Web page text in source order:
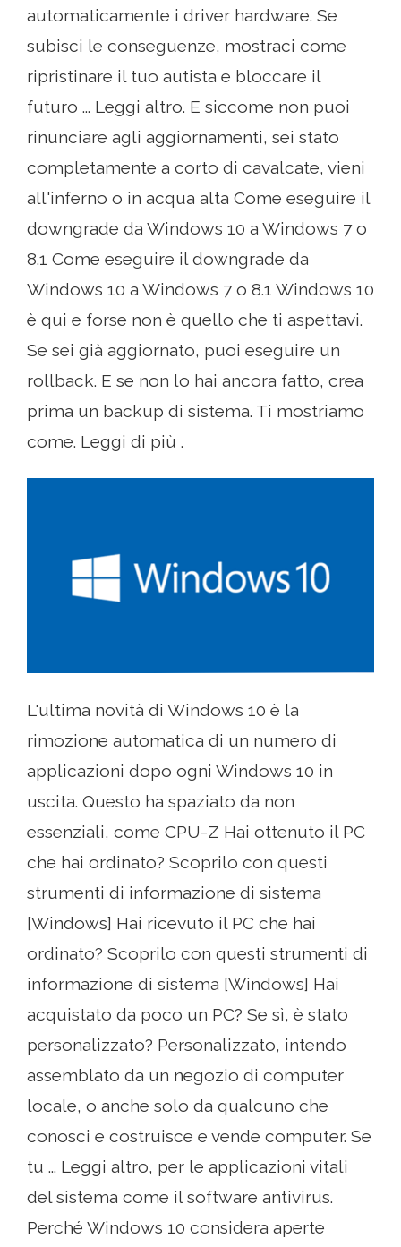
automaticamente i driver hardware. Se
subisci le conseguenze, mostraci come
ripristinare il tuo autista e bloccare il
futuro ... Leggi altro. E siccome non puoi
rinunciare agli aggiornamenti, sei stato
completamente a corto di cavalcate, vieni
all'inferno o in acqua alta Come eseguire il
downgrade da Windows 10 a Windows 7 o
8.1 Come eseguire il downgrade da
Windows 10 a Windows 7 o 8.1 Windows 10
è qui e forse non è quello che ti aspettavi.
Se sei già aggiornato, puoi eseguire un
rollback. E se non lo hai ancora fatto, crea
prima un backup di sistema. Ti mostriamo
come. Leggi di più .
L'ultima novità di Windows 10 è la
rimozione automatica di un numero di
applicazioni dopo ogni Windows 10 in
uscita. Questo ha spaziato da non
essenziali, come CPU-Z Hai ottenuto il PC
che hai ordinato? Scoprilo con questi
strumenti di informazione di sistema
[Windows] Hai ricevuto il PC che hai
ordinato? Scoprilo con questi strumenti di
informazione di sistema [Windows] Hai
acquistato da poco un PC? Se sì, è stato
personalizzato? Personalizzato, intendo
assemblato da un negozio di computer
locale, o anche solo da qualcuno che
conosci e costruisce e vende computer. Se
tu ... Leggi altro, per le applicazioni vitali
del sistema come il software antivirus.
Perché Windows 10 considera aperte